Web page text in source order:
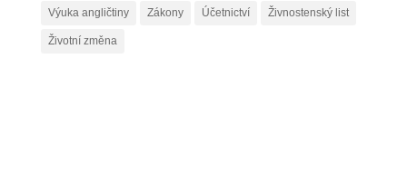
Výuka angličtiny Zákony Účetnictví Živnostenský list
Životní změna